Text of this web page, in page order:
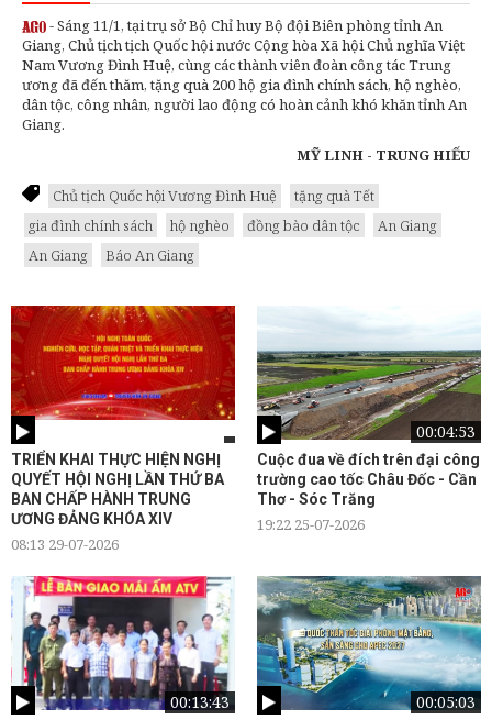
- Sáng 11/1, tại trụ sở Bộ Chỉ huy Bộ đội Biên phòng tỉnh An
Giang, Chủ tịch tịch Quốc hội nước Cộng hòa Xã hội Chủ nghĩa Việt
Nam Vương Đình Huệ, cùng các thành viên đoàn công tác Trung
ương đã đến thăm, tặng quà 200 hộ gia đình chính sách, hộ nghèo,
dân tộc, công nhân, người lao động có hoàn cảnh khó khăn tỉnh An
Giang.
MỸ LINH - TRUNG HIẾU
Chủ tịch Quốc hội Vương Đình Huệ
tặng quà Tết
gia đình chính sách
hộ nghèo đồng bào dân tộc
An Giang
An Giang
Báo An Giang
TRIỂN KHAI THỰC HIỆN NGHỊ
QUYẾT HỘI NGHỊ LẦN THỨ BA
BAN CHẤP HÀNH TRUNG
ƯƠNG ĐẢNG KHÓA XIV
08:13 29-07-2026
00:04:53
Cuộc đua về đích trên đại công
trường cao tốc Châu Đốc - Cần
Thơ - Sóc Trăng
19:22 25-07-2026
00:13:43 00:05:03